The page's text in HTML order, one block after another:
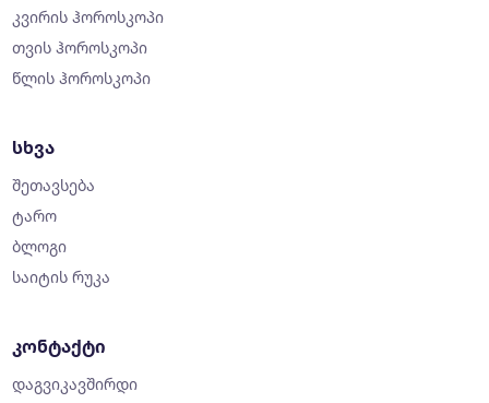
კვირის ჰოროსკოპი
თვის ჰოროსკოპი
წლის ჰოროსკოპი
სხვა
შეთავსება
ტარო
ბლოგი
საიტის რუკა
კონტაქტი
დაგვიკავშირდი